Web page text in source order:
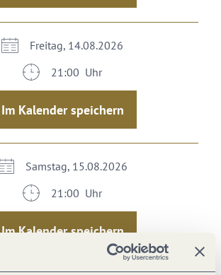
Freitag, 14.08.2026
21:00 Uhr
Im Kalender speichern
Samstag, 15.08.2026
21:00 Uhr
Im Kalender speichern